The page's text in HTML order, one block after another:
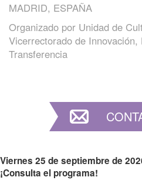
MADRID, ESPAÑA
Organizado por Unidad de
Vicerrectorado de
Transferencia
Viernes 25 de septiembre de
¡Consulta el programa!